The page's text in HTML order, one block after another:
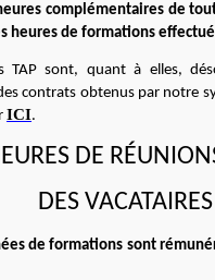
complémentaires de
heures de formations
TAP sont, quant à elles,
contrats obtenus par notre
ICI.
DE RÉ
DES VACATAIRES
de formations sont